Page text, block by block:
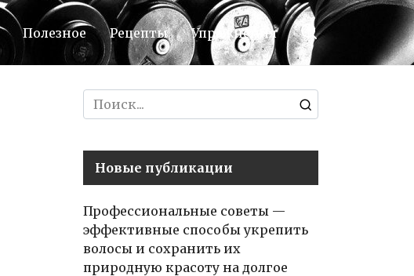
Полезное Рецепты Упражнения
Search
for:
Новые публикации
Профессиональные советы —
эффективные способы укрепить
волосы и сохранить их
природную красоту на долгое